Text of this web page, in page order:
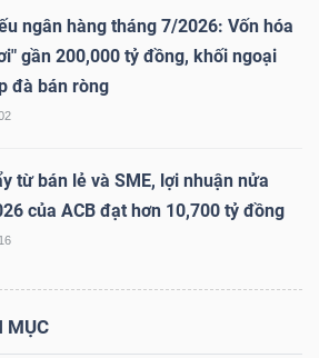
ngân hàng tháng 7/2026: Vốn hóa
gần 200,000 tỷ đồng, khối ngoại
đà bán ròng
từ bán lẻ và SME, lợi nhuận nửa
của ACB đạt hơn 10,700 tỷ đồng
MỤCChỉ số